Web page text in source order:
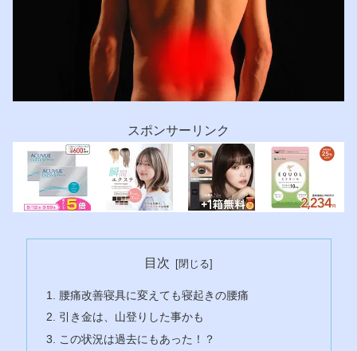
スポンサーリンク
目次
腰痛改善寝具に変えても寝起きの腰痛
引き金は、山登りした事かも
この状況は過去にもあった！？